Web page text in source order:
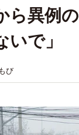
ら異例
いで」
び